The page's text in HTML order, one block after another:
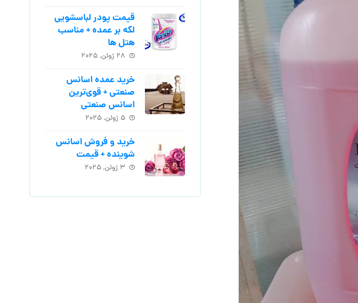
قیمت پودر لباسشویی
لکه بر عمده + مناسب
هتل ها
۲۸ ژوئن, ۲۰۲۵
خرید عمده اسانس
صنعتی + قوی‌ترین
اسانس‌ صنعتی
۵ ژوئن, ۲۰۲۵
خرید و فروش اسانس
شوینده + قیمت
۳ ژوئن, ۲۰۲۵